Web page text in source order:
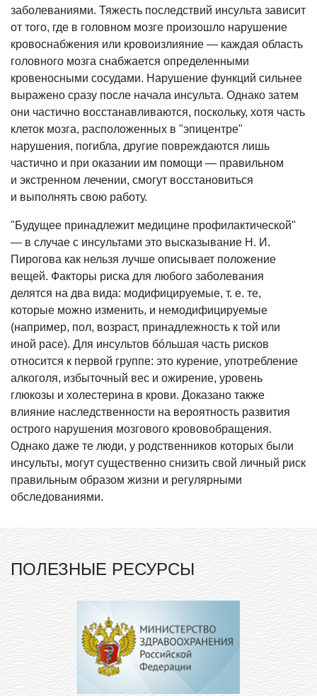
заболеваниями. Тяжесть последствий инсульта зависит
от того, где в головном мозге произошло нарушение
кровоснабжения или кровоизлияние — каждая область
головного мозга снабжается определенными
кровеносными сосудами. Нарушение функций сильнее
выражено сразу после начала инсульта. Однако затем
они частично восстанавливаются, поскольку, хотя часть
клеток мозга, расположенных в "эпицентре"
нарушения, погибла, другие повреждаются лишь
частично и при оказании им помощи — правильном
и экстренном лечении, смогут восстановиться
и выполнять свою работу.
"Будущее принадлежит медицине профилактической"
— в случае с инсультами это высказывание Н. И.
Пирогова как нельзя лучше описывает положение
вещей. Факторы риска для любого заболевания
делятся на два вида: модифицируемые, т. е. те,
которые можно изменить, и немодифицируемые
(например, пол, возраст, принадлежность к той или
иной расе). Для инсультов бóльшая часть рисков
относится к первой группе: это курение, употребление
алкоголя, избыточный вес и ожирение, уровень
глюкозы и холестерина в крови. Доказано также
влияние наследственности на вероятность развития
острого нарушения мозгового крововобращения.
Однако даже те люди, у родственников которых были
инсульты, могут существенно снизить свой личный риск
правильным образом жизни и регулярными
обследованиями.
ПОЛЕЗНЫЕ РЕСУРСЫ